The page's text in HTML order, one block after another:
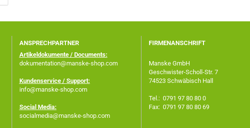
ANSPRECHPARTNER
Artikeldokumente / Documents:
dokumentation@manske-shop.com
Kundenservice / Support:
info@manske-shop.com
Social Media:
socialmedia@manske-shop.com
FIRMENANSCHRIFT
Manske GmbH
Geschwister-Scholl-Str. 7
74523 Schwäbisch Hall
Tel.: 0791 97 80 80 0
Fax: 0791 97 80 80 69